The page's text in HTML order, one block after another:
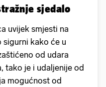
sjedalo
uvijek smjesti na
kako će u
od udara
tako je i udaljenije od
mogućnost od